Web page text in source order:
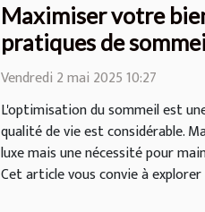
Maximiser votre
pratiques de
Vendredi 2 mai 2025 10:27
L'optimisation du sommeil est
qualité de vie est considérable.
luxe mais une nécessité pour
Cet article vous convie à